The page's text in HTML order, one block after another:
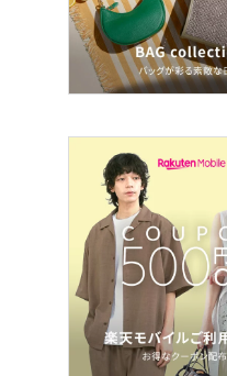
ネイル
ヘアケア
フレグランス
メイク道具・美容器具
コフレ・キット・セット
食器・調理器具・キッチ
ン用品
インテリア・生活雑貨